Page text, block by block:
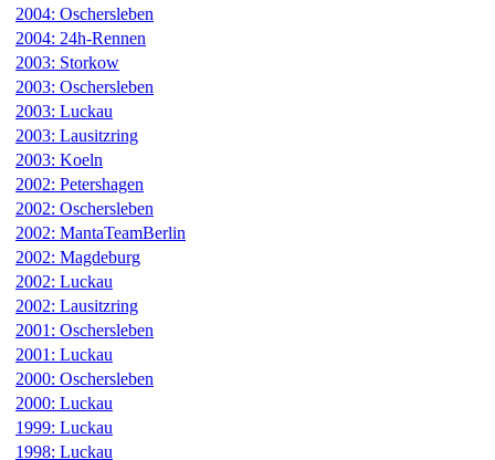
2004: Oschersleben
2004: 24h-Rennen
2003: Storkow
2003: Oschersleben
2003: Luckau
2003: Lausitzring
2003: Koeln
2002: Petershagen
2002: Oschersleben
2002: MantaTeamBerlin
2002: Magdeburg
2002: Luckau
2002: Lausitzring
2001: Oschersleben
2001: Luckau
2000: Oschersleben
2000: Luckau
1999: Luckau
1998: Luckau